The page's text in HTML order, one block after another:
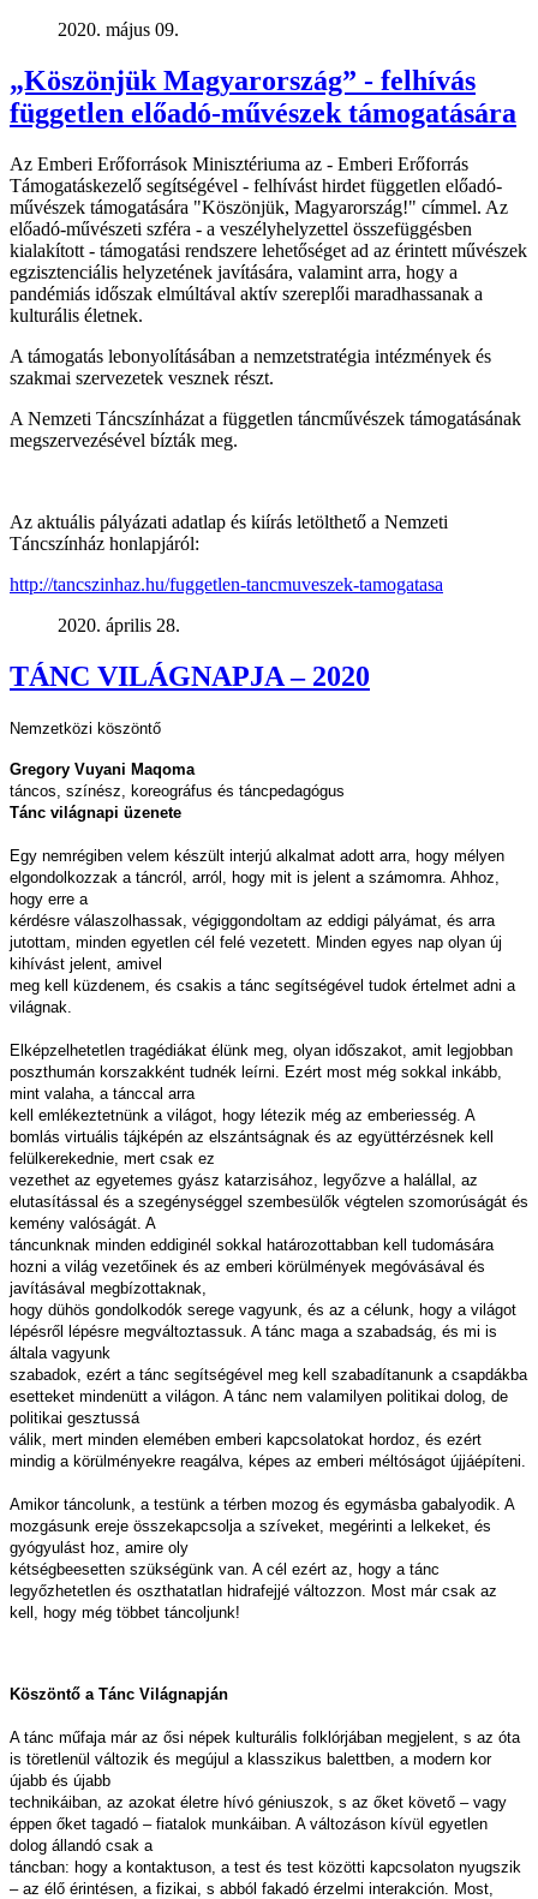
2020. május 09.
„Köszönjük Magyarország” - felhívás
független előadó-művészek támogatására
Az Emberi Erőforrások Minisztériuma az - Emberi Erőforrás
Támogatáskezelő segítségével - felhívást hirdet független előadó-
művészek támogatására "Köszönjük, Magyarország!" címmel. Az
előadó-művészeti szféra - a veszélyhelyzettel összefüggésben
kialakított - támogatási rendszere lehetőséget ad az érintett művészek
egzisztenciális helyzetének javítására, valamint arra, hogy a
pandémiás időszak elmúltával aktív szereplői maradhassanak a
kulturális életnek.
A támogatás lebonyolításában a nemzetstratégia intézmények és
szakmai szervezetek vesznek részt.
A Nemzeti Táncszínházat a független táncművészek támogatásának
megszervezésével bízták meg.
Az aktuális pályázati adatlap és kiírás letölthető a Nemzeti
Táncszínház honlapjáról:
http://tancszinhaz.hu/fuggetlen-tancmuveszek-tamogatasa
2020. április 28.
TÁNC VILÁGNAPJA – 2020
Nemzetközi köszöntő
Gregory Vuyani Maqoma
táncos, színész, koreográfus és táncpedagógus
Tánc világnapi üzenete
Egy nemrégiben velem készült interjú alkalmat adott arra, hogy mélyen
elgondolkozzak a táncról, arról, hogy mit is jelent a számomra. Ahhoz,
hogy erre a
kérdésre válaszolhassak, végiggondoltam az eddigi pályámat, és arra
jutottam, minden egyetlen cél felé vezetett. Minden egyes nap olyan új
kihívást jelent, amivel
meg kell küzdenem, és csakis a tánc segítségével tudok értelmet adni a
világnak.
Elképzelhetetlen tragédiákat élünk meg, olyan időszakot, amit legjobban
poszthumán korszakként tudnék leírni. Ezért most még sokkal inkább,
mint valaha, a tánccal arra
kell emlékeztetnünk a világot, hogy létezik még az emberiesség. A
bomlás virtuális tájképén az elszántságnak és az együttérzésnek kell
felülkerekednie, mert csak ez
vezethet az egyetemes gyász katarzisához, legyőzve a halállal, az
elutasítással és a szegénységgel szembesülők végtelen szomorúságát és
kemény valóságát. A
táncunknak minden eddiginél sokkal határozottabban kell tudomására
hozni a világ vezetőinek és az emberi körülmények megóvásával és
javításával megbízottaknak,
hogy dühös gondolkodók serege vagyunk, és az a célunk, hogy a világot
lépésről lépésre megváltoztassuk. A tánc maga a szabadság, és mi is
általa vagyunk
szabadok, ezért a tánc segítségével meg kell szabadítanunk a csapdákba
esetteket mindenütt a világon. A tánc nem valamilyen politikai dolog, de
politikai gesztussá
válik, mert minden elemében emberi kapcsolatokat hordoz, és ezért
mindig a körülményekre reagálva, képes az emberi méltóságot újjáépíteni.
Amikor táncolunk, a testünk a térben mozog és egymásba gabalyodik. A
mozgásunk ereje összekapcsolja a szíveket, megérinti a lelkeket, és
gyógyulást hoz, amire oly
kétségbeesetten szükségünk van. A cél ezért az, hogy a tánc
legyőzhetetlen és oszthatatlan hidrafejjé változzon. Most már csak az
kell, hogy még többet táncoljunk!
Köszöntő a Tánc Világnapján
A tánc műfaja már az ősi népek kulturális folklórjában megjelent, s az óta
is töretlenül változik és megújul a klasszikus balettben, a modern kor
újabb és újabb
technikáiban, az azokat életre hívó géniuszok, s az őket követő – vagy
éppen őket tagadó – fiatalok munkáiban. A változáson kívül egyetlen
dolog állandó csak a
táncban: hogy a kontaktuson, a test és test közötti kapcsolaton nyugszik
– az élő érintésen, a fizikai, s abból fakadó érzelmi interakción. Most,